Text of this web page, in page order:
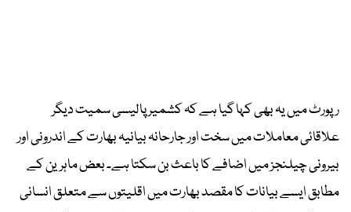
رپورٹ میں یہ بھی کہا گیا ہے کہ کشمیر پالیسی سمیت دیگر
علاقائی معاملات میں سخت اور جارحانہ بیانیہ بھارت کے اندرونی اور
بیرونی چیلنجز میں اضافے کا باعث بن سکتا ہے۔ بعض ماہرین کے
مطابق ایسے بیانات کا مقصد بھارت میں اقلیتوں سے متعلق انسانی